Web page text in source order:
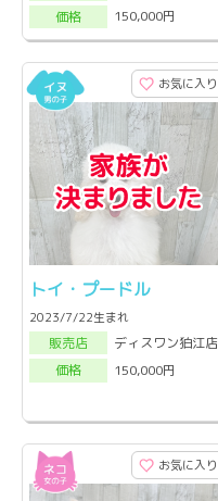
価格
150,000円
お気に入り
トイ・プードル
2023/7/22生まれ
販売店
ディスワン狛江店
価格
150,000円
お気に入り